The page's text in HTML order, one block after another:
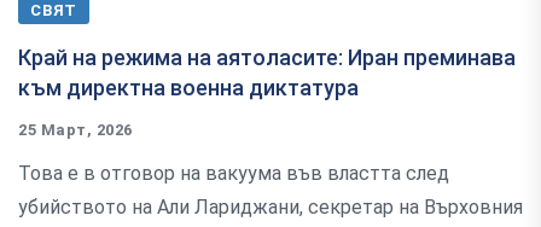
СВЯТ
Край на режима на аятоласите: Иран преминава
към директна военна диктатура
25 Март, 2026
Това е в отговор на вакуума във властта след
убийството на Али Лариджани, секретар на Върховния